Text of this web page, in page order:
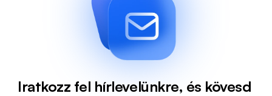
Iratkozz fel hírlevelünkre, és kövesd